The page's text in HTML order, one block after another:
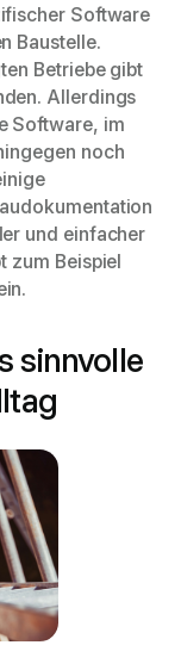
Software
Baustelle.
Betriebe gibt
Allerdings
Software, im
noch
und einfacher
zum Beispiel
sinnvolle